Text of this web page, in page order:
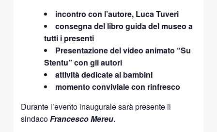
incontro con l’autore, Luca Tuveri
consegna del libro guida del museo a
tutti i presenti
Presentazione del video animato “Su
Stentu” con gli autori
attività dedicate ai bambini
momento conviviale con rinfresco
Durante l’evento inaugurale sarà presente il
sindacoFrancesco Mereu.